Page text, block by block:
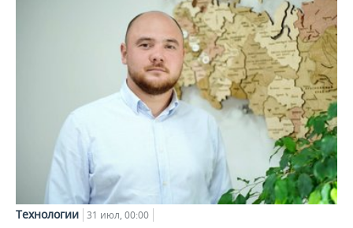
Технологии 31 июл, 00:00